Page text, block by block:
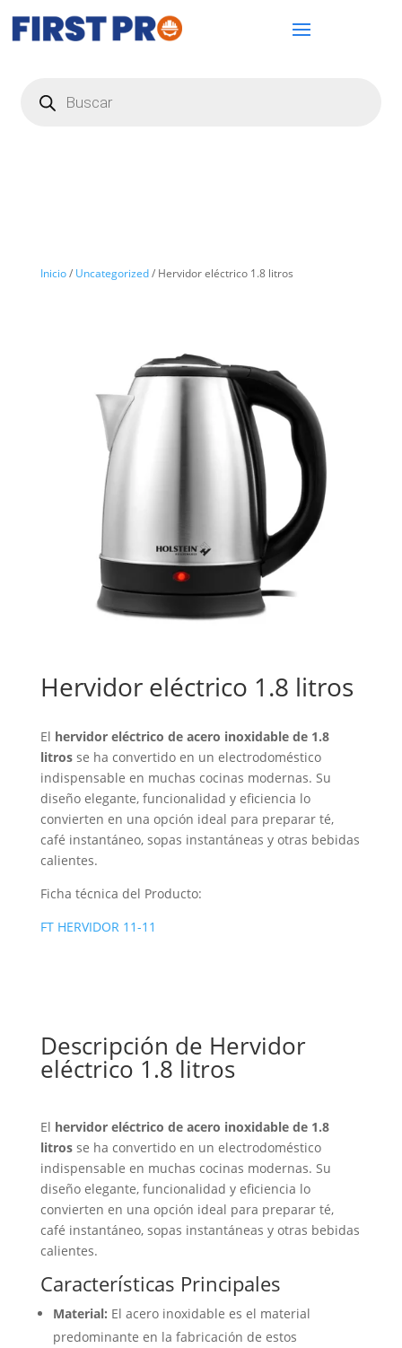
productos
Inicio/ Uncategorized/ Hervidor eléctrico 1.8 litros
Hervidor eléctrico 1.8 litros
El hervidor eléctrico de acero inoxidable de 1.8
litrosse ha convertido en un electrodoméstico
indispensable en muchas cocinas modernas. Su
diseño elegante, funcionalidad y eficiencia lo
convierten en una opción ideal para preparar té,
café instantáneo, sopas instantáneas y otras bebidas
calientes.
Ficha técnica del Producto:
FT HERVIDOR 11-11
Descripción de Hervidor
eléctrico 1.8 litros
El hervidor eléctrico de acero inoxidable de 1.8
litrosse ha convertido en un electrodoméstico
indispensable en muchas cocinas modernas. Su
diseño elegante, funcionalidad y eficiencia lo
convierten en una opción ideal para preparar té,
café instantáneo, sopas instantáneas y otras bebidas
calientes.
Características Principales
Material: El acero inoxidable es el material
predominante en la fabricación de estos